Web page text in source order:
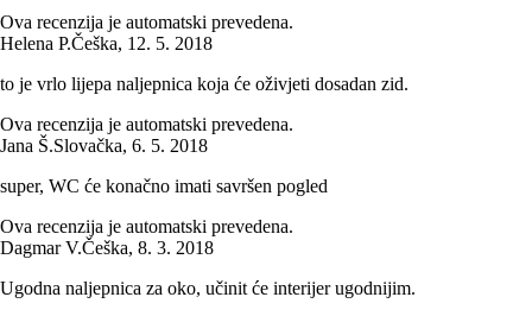
Ova recenzija je automatski prevedena.
Helena P.Češka, 12. 5. 2018
to je vrlo lijepa naljepnica koja će oživjeti dosadan zid.
Ova recenzija je automatski prevedena.
Jana Š.Slovačka, 6. 5. 2018
super, WC će konačno imati savršen pogled
Ova recenzija je automatski prevedena.
Dagmar V.Češka, 8. 3. 2018
Ugodna naljepnica za oko, učinit će interijer ugodnijim.